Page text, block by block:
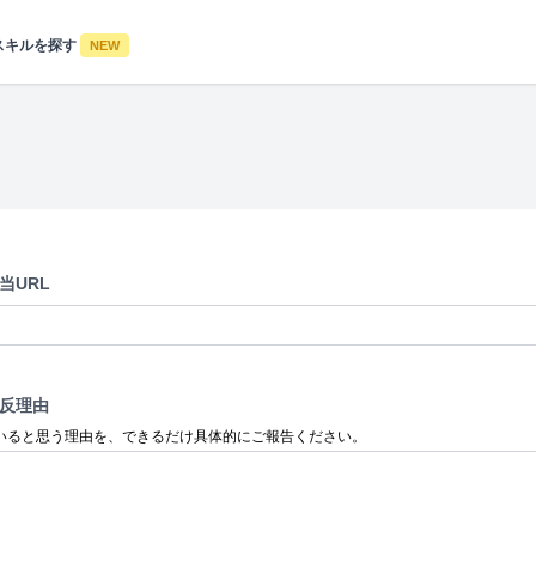
キルを探す NEW
URL
理由
ると思う理由を、できるだけ具体的にご報告ください。